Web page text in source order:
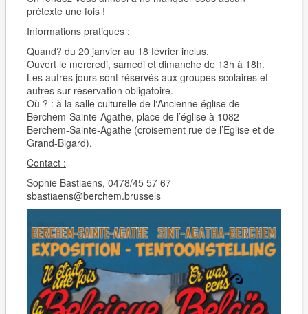
prétexte une fois !
Informations pratiques :
Quand? du 20 janvier au 18 février inclus.
Ouvert le mercredi, samedi et dimanche de 13h à 18h.
Les autres jours sont réservés aux groupes scolaires et
autres sur réservation obligatoire.
Où ? : à la salle culturelle de l‛Ancienne église de
Berchem-Sainte-Agathe, place de l’église à 1082
Berchem-Sainte-Agathe (croisement rue de l’Eglise et de
Grand-Bigard).
Contact :
Sophie Bastiaens, 0478/45 57 67
sbastiaens@berchem.brussels